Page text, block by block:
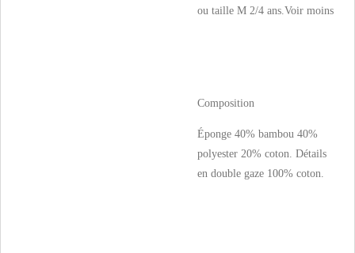
ou taille M 2/4 ans.Voir moins
Composition
Éponge 40% bambou 40%
polyester 20% coton. Détails
en double gaze 100% coton.